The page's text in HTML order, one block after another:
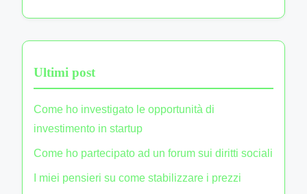
Ultimi post
Come ho investigato le opportunità di
investimento in startup
Come ho partecipato ad un forum sui diritti sociali
I miei pensieri su come stabilizzare i prezzi